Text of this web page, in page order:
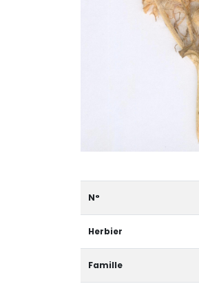
N°
Herbier
Famille